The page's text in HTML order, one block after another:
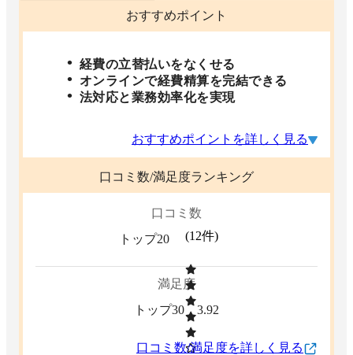
おすすめポイント
経費の立替払いをなくせる
オンラインで経費精算を完結できる
法対応と業務効率化を実現
おすすめポイントを詳しく見る
口コミ数/満足度ランキング
口コミ数
トップ20
(12件)
満足度
トップ30
3.92
口コミ数/満足度を詳しく見る